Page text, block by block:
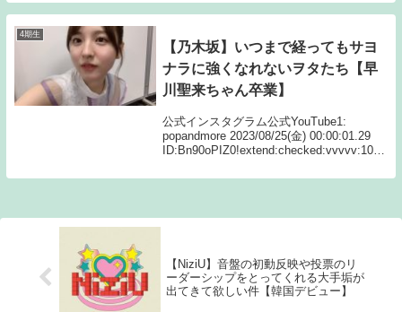
タ垢 2022-08-31 18...
4期生
【乃木坂】いつまで経ってもサヨ
ナラに強くなれないヲタたち【早
川聖来ちゃん卒業】
公式インスタグラム公式YouTube1:
popandmore 2023/08/25(金) 00:00:01.29
ID:Bn90oPIZ0!extend:checked:vvvvv:1000
VIP...
【NiziU】音盤の初動反映や投票のリ
ーダーシップをとってくれる大手垢が
出てきて欲しい件【韓国デビュー】